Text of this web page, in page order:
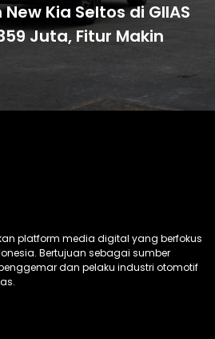
Kia Seltos di GIIAS
Juta, Fitur Makin
platform media digital yang berfokus
Bertujuan sebagai sumber
dan pelaku industri otomotif